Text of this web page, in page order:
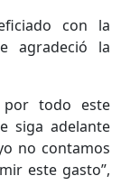
con la
agradeció la
por todo este
siga adelante
no contamos
este gasto”,